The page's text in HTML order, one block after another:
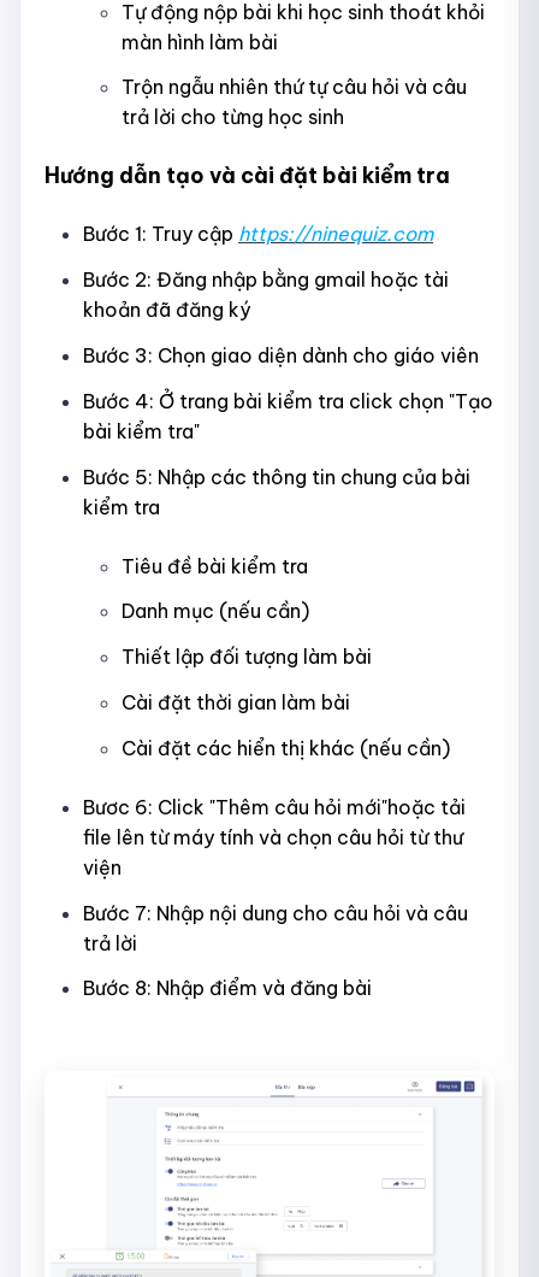
Tự động nộp bài khi học sinh thoát khỏi
màn hình làm bài
Trộn ngẫu nhiên thứ tự câu hỏi và câu
trả lời cho từng học sinh
Hướng dẫn tạo và cài đặt bài kiểm tra
Bước 1: Truy cập https://ninequiz.com
Bước 2: Đăng nhập bằng gmail hoặc tài
khoản đã đăng ký
Bước 3: Chọn giao diện dành cho giáo viên
Bước 4: Ở trang bài kiểm tra click chọn "Tạo
bài kiểm tra"
Bước 5: Nhập các thông tin chung của bài
kiểm tra
Tiêu đề bài kiểm tra
Danh mục (nếu cần)
Thiết lập đối tượng làm bài
Cài đặt thời gian làm bài
Cài đặt các hiển thị khác (nếu cần)
Bươc 6: Click "Thêm câu hỏi mới"hoặc tải
file lên từ máy tính và chọn câu hỏi từ thư
viện
Bước 7: Nhập nội dung cho câu hỏi và câu
trả lời
Bước 8: Nhập điểm và đăng bài